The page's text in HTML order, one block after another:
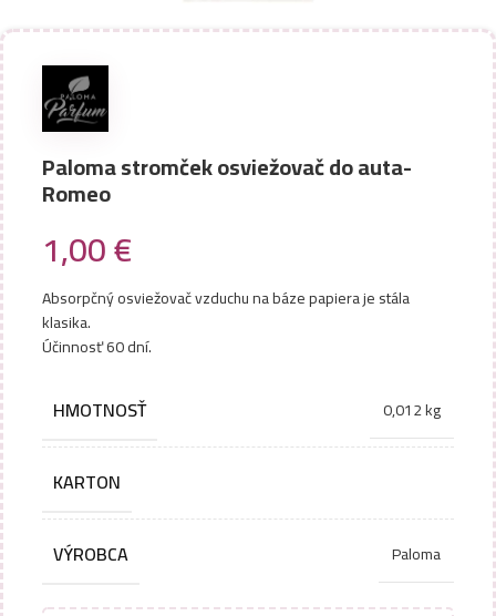
Paloma stromček osviežovač do auta-
Romeo
1,00€
Absorpčný osviežovač vzduchu na báze papiera je stála
klasika.
Účinnosť 60 dní.
HMOTNOSŤ 0,012 kg
KARTON
VÝROBCA Paloma